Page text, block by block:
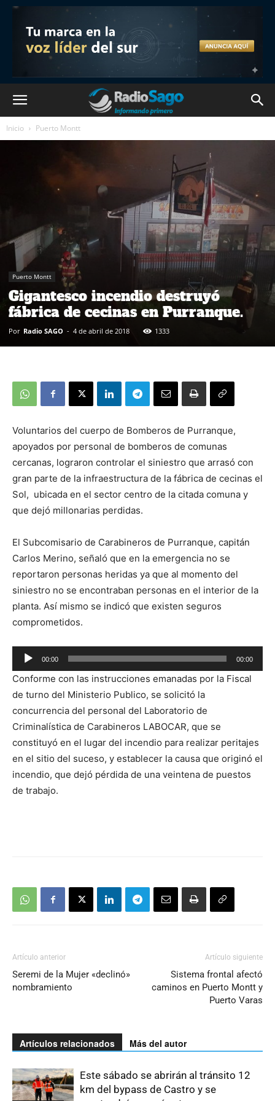
Inicio Puerto Montt
Puerto Montt
Gigantesco incendio destruyó
fábrica de cecinas en Purranque.
Por Radio SAGO - 4 de abril de 2018 1333
Voluntarios del cuerpo de Bomberos de Purranque,
apoyados por personal de bomberos de comunas
cercanas, lograron controlar el siniestro que arrasó con
gran parte de la infraestructura de la fábrica de cecinas el
Sol, ubicada en el sector centro de la citada comuna y
que dejó millonarias perdidas.
El Subcomisario de Carabineros de Purranque, capitán
Carlos Merino, señaló que en la emergencia no se
reportaron personas heridas ya que al momento del
siniestro no se encontraban personas en el interior de la
planta. Así mismo se indicó que existen seguros
comprometidos.
Reproductor
de
audio
00:00 00:00
Conforme con las instrucciones emanadas por la Fiscal
de turno del Ministerio Publico, se solicitó la
concurrencia del personal del Laboratorio de
Criminalística de Carabineros LABOCAR, que se
constituyó en el lugar del incendio para realizar peritajes
en el sitio del suceso, y establecer la causa que originó el
incendio, que dejó pérdida de una veintena de puestos
de trabajo.
Artículo anterior
Seremi de la Mujer «declinó»
nombramiento
Artículo siguiente
Sistema frontal afectó
caminos en Puerto Montt y
Puerto Varas
Artículos relacionados Más del autor
Este sábado se abrirán al tránsito 12
km del bypass de Castro y se